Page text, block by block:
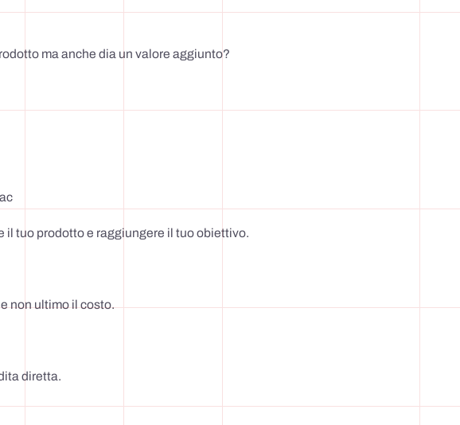
ma anche dia un valore aggiunto?
il tuo prodotto e raggiungere il tuo obiettivo.
non ultimo il costo.
diretta.